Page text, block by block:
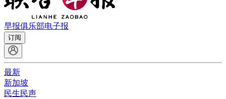
早报俱乐部电子报
订阅
最新
新加坡
民生民声